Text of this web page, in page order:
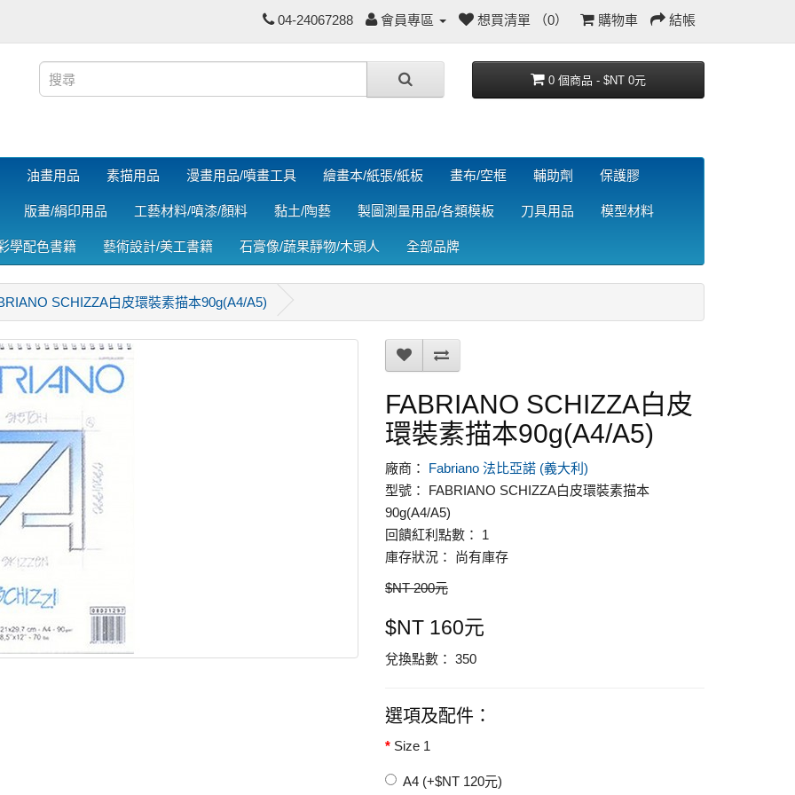
04-24067288 會員專區 想買清單 （0） 購物車 結帳
0 個商品 - $NT 0元
油畫用品 素描用品 漫畫用品/噴畫工具 繪畫本/紙張/紙板 畫布/空框 輔助劑 保護膠
版畫/絹印用品 工藝材料/噴漆/顏料 黏土/陶藝 製圖測量用品/各類模板 刀具用品 模型材料
學配色書籍 藝術設計/美工書籍 石膏像/蔬果靜物/木頭人 全部品牌
SCHIZZA白皮環裝素描本90g(A4/A5)
FABRIANO SCHIZZA白皮
環裝素描本90g(A4/A5)
廠商： Fabriano 法比亞諾 (義大利)
型號： FABRIANO SCHIZZA白皮環裝素描本
90g(A4/A5)
回饋紅利點數： 1
庫存狀況： 尚有庫存
$NT 200元
$NT 160元
兌換點數： 350
選項及配件：
Size 1
A4 (+$NT 120元)